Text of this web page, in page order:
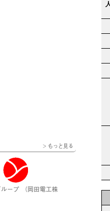
> もっと見る
ープ （岡田電工株